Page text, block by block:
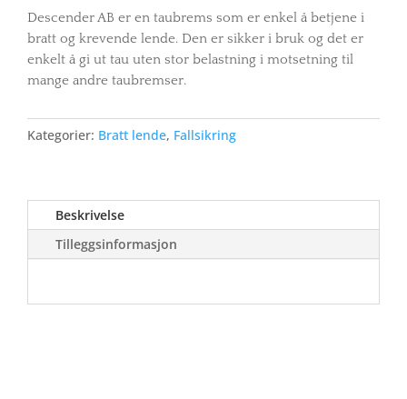
Descender AB er en taubrems som er enkel å betjene i
bratt og krevende lende. Den er sikker i bruk og det er
enkelt å gi ut tau uten stor belastning i motsetning til
mange andre taubremser.
Kategorier: Bratt lende, Fallsikring
Beskrivelse
Tilleggsinformasjon